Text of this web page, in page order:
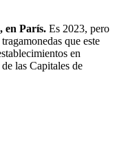
en París. Es 2023, pero
que este
en
las Capitales de